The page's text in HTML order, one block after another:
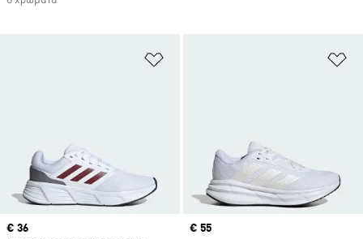
Προσθήκη στη Λίστα Επιθυμιών
Current price
€ 36 Price
€ 55